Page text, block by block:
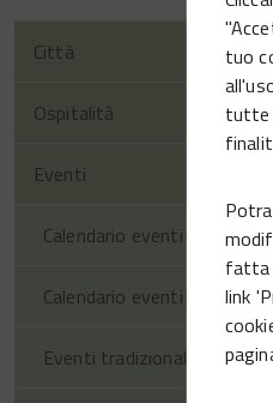
tuo
tutte
fatta
link
Città
Ospitalità
Eventi
Calendario eventi territorio
Calendario eventi Vittorio
Eventi tradizionali